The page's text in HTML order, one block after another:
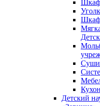
Детский